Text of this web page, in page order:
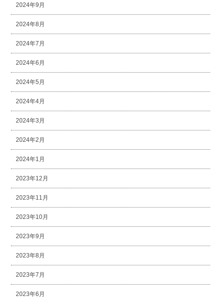
2024年9月
2024年8月
2024年7月
2024年6月
2024年5月
2024年4月
2024年3月
2024年2月
2024年1月
2023年12月
2023年11月
2023年10月
2023年9月
2023年8月
2023年7月
2023年6月